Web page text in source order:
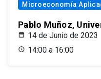
Microeconomía
Pablo Muñoz,
14 de Junio de 2023
14:00 a 16:00